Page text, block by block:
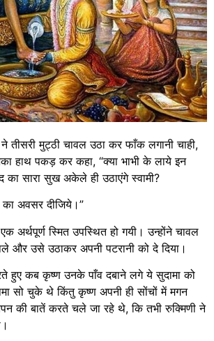
तीसरी मुट्ठी चावल उठा कर फाँक लगानी चाही,
हाथ पकड़ कर कहा, “क्या भाभी के लाये इन
का सारा सुख अकेले ही उठाएंगे स्वामी?
अवसर दीजिये।”
अर्थपूर्ण स्मित उपस्थित हो गयी। उन्होंने चावल
और उसे उठाकर अपनी पटरानी को दे दिया।
हुए कब कृष्ण उनके पाँव दबाने लगे ये सुदामा को
सो चुके थे किंतु कृष्ण अपनी ही सोंचों में मगन
की बातें करते चले जा रहे थे, कि तभी रुक्मिणी ने